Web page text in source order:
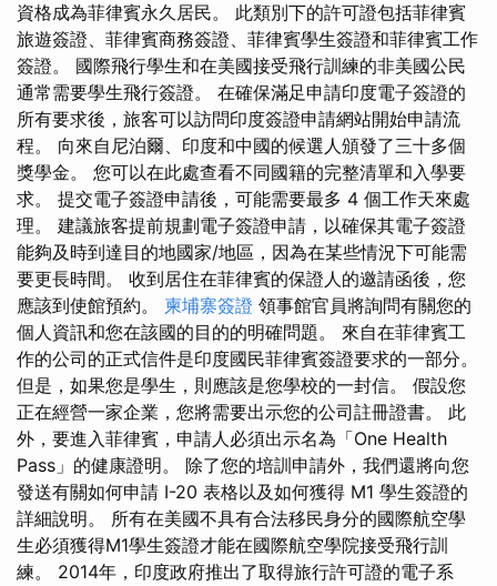
資格成為菲律賓永久居民。 此類別下的許可證包括菲律賓
旅遊簽證、菲律賓商務簽證、菲律賓學生簽證和菲律賓工作
簽證。 國際飛行學生和在美國接受飛行訓練的非美國公民
通常需要學生飛行簽證。 在確保滿足申請印度電子簽證的
所有要求後，旅客可以訪問印度簽證申請網站開始申請流
程。 向來自尼泊爾、印度和中國的候選人頒發了三十多個
獎學金。 您可以在此處查看不同國籍的完整清單和入學要
求。 提交電子簽證申請後，可能需要最多 4 個工作天來處
理。 建議旅客提前規劃電子簽證申請，以確保其電子簽證
能夠及時到達目的地國家/地區，因為在某些情況下可能需
要更長時間。 收到居住在菲律賓的保證人的邀請函後，您
應該到使館預約。 柬埔寨簽證 領事館官員將詢問有關您的
個人資訊和您在該國的目的的明確問題。 來自在菲律賓工
作的公司的正式信件是印度國民菲律賓簽證要求的一部分。
但是，如果您是學生，則應該是您學校的一封信。 假設您
正在經營一家企業，您將需要出示您的公司註冊證書。 此
外，要進入菲律賓，申請人必須出示名為「One Health
Pass」的健康證明。 除了您的培訓申請外，我們還將向您
發送有關如何申請 I-20 表格以及如何獲得 M1 學生簽證的
詳細說明。 所有在美國不具有合法移民身分的國際航空學
生必須獲得M1學生簽證才能在國際航空學院接受飛行訓
練。 2014年，印度政府推出了取得旅行許可證的電子系